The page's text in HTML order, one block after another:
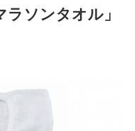
ソンタオル」